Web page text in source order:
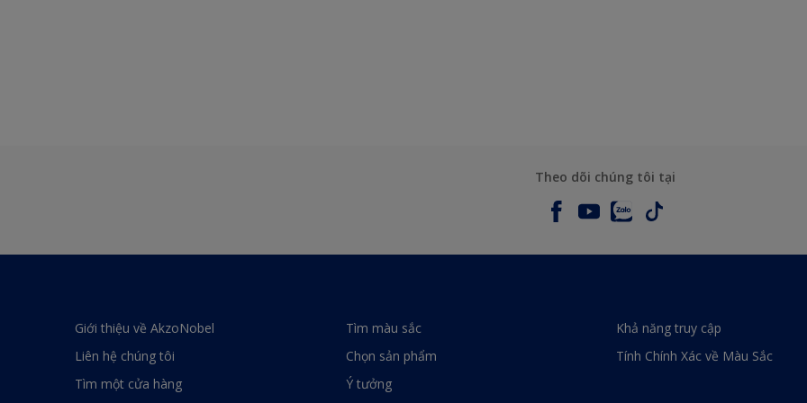
Theo dõi chúng tôi tại
Giới thiệu về AkzoNobel
Liên hệ chúng tôi
Tìm một cửa hàng
Tìm màu sắc
Chọn sản phẩm
Ý tưởng
Khả năng truy cập
Tính Chính Xác về Màu Sắc